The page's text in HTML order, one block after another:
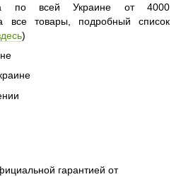
по всей Украине от 4000
все товары, подробный список
)
гарантией от